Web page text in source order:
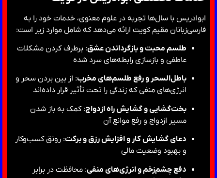
ابوادریس با سال‌ها تجربه در علوم معنوی، خدمات خود را به
فارسی‌زبانان مقیم کویت ارائه می‌دهد که شامل موارد زیر است:
طلسم محبت و بازگرداندن عشق: برطرف کردن مشکلات
عاطفی و بازسازی رابطه‌های سرد شده
باطل‌السحر و رفع طلسم‌های مخرب: از بین بردن سحر و
انرژی‌های منفی که زندگی را تحت تأثیر قرار داده‌اند
بخت‌گشایی و گشایش راه ازدواج: کمک به باز شدن
مسیر ازدواج و رفع موانع آن
دعای گشایش کار و افزایش رزق و برکت: رونق کسب‌وکار
و بهبود وضعیت مالی
دفع چشم‌زخم و انرژی‌های منفی: محافظت در برابر